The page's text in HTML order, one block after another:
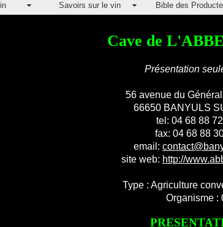
Savoirs sur le vin Bible des
Cave de
Présentation
56 avenue du
66650 BANYULS
tel: 04 68 88
fax: 04 68 88
email:
site web: http://
Type : Agriculture
Organisme :